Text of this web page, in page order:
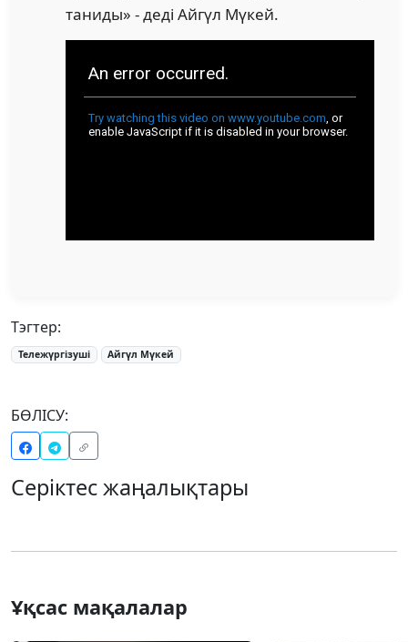
таниды» - деді Айгүл Мүкей.
Тэгтер:
Тележүргізуші Айгүл Мүкей
БӨЛІСУ:
Серіктес жаңалықтары
Ұқсас мақалалар